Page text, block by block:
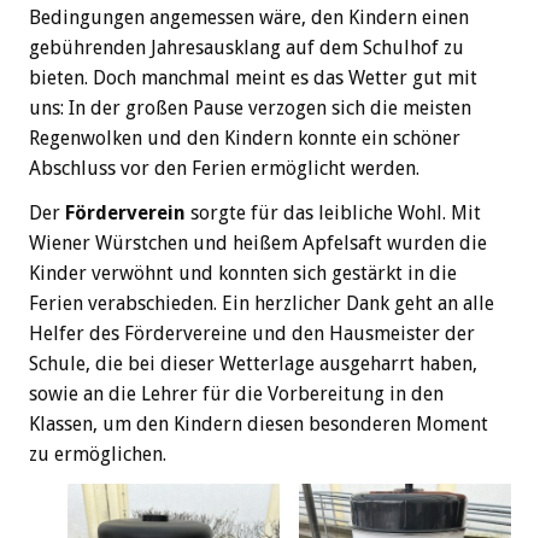
Bedingungen angemessen wäre, den Kindern einen
gebührenden Jahresausklang auf dem Schulhof zu
bieten. Doch manchmal meint es das Wetter gut mit
uns: In der großen Pause verzogen sich die meisten
Regenwolken und den Kindern konnte ein schöner
Abschluss vor den Ferien ermöglicht werden.
Der Förderverein sorgte für das leibliche Wohl. Mit
Wiener Würstchen und heißem Apfelsaft wurden die
Kinder verwöhnt und konnten sich gestärkt in die
Ferien verabschieden. Ein herzlicher Dank geht an alle
Helfer des Fördervereine und den Hausmeister der
Schule, die bei dieser Wetterlage ausgeharrt haben,
sowie an die Lehrer für die Vorbereitung in den
Klassen, um den Kindern diesen besonderen Moment
zu ermöglichen.